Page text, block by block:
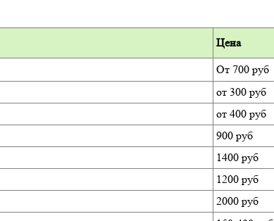
Цена
От 700 руб
от 300 руб
от 400 руб
900 руб
1400 руб
1200 руб
2000 руб